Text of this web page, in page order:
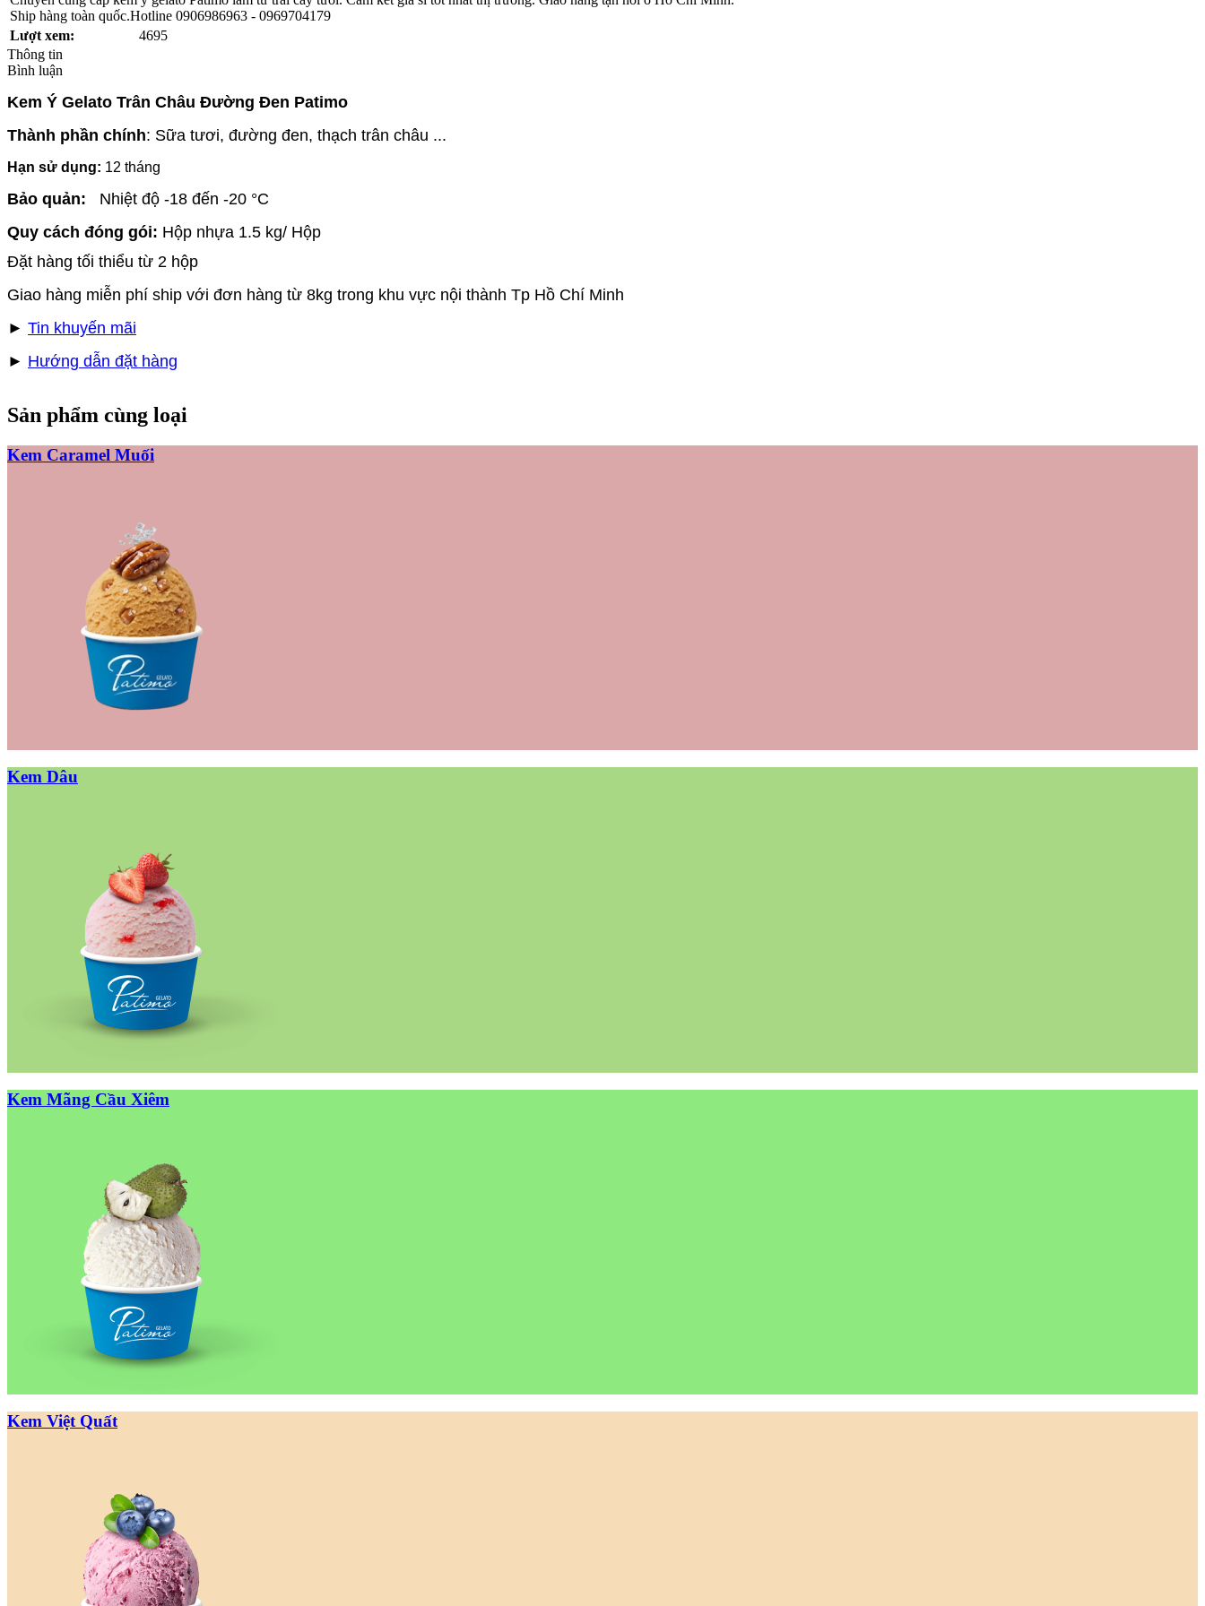
Ship hàng toàn quốc.Hotline 0906986963 - 0969704179
Lượt xem:
4695
Thông tin
Bình luận
Kem Ý Gelato Trân Châu Đường Đen Patimo
Thành phần chính: Sữa tươi, đường đen, thạch trân châu ...
Hạn sử dụng: 12 tháng
Bảo quản: Nhiệt độ -18 đến -20 °C
Quy cách đóng gói: Hộp nhựa 1.5 kg/ Hộp
Đặt hàng tối thiểu từ 2 hộp
Giao hàng miễn phí ship với đơn hàng từ 8kg trong khu vực nội thành Tp Hồ Chí Minh
► Tin khuyến mãi
► Hướng dẫn đặt hàng
Sản phẩm cùng loại
Kem Caramel Muối
Kem Dâu
Kem Mãng Cầu Xiêm
Kem Việt Quất